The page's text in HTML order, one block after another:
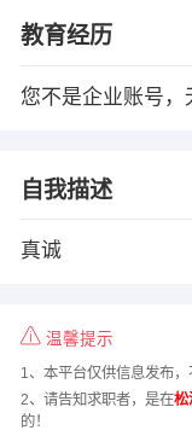
教育经历
您不是企业账号，
自我描述
真诚
温馨提示
1、本平台仅供信息发布，
2、请告知求职者，是在松
的！